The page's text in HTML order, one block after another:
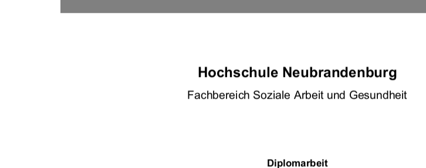
Hochschule Neubrandenburg
Fachbereich Soziale Arbeit und Gesundheit
Diplomarbeit